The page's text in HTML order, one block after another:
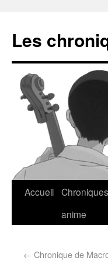
Les
Accueil Chroniques
anime
← Chronique de